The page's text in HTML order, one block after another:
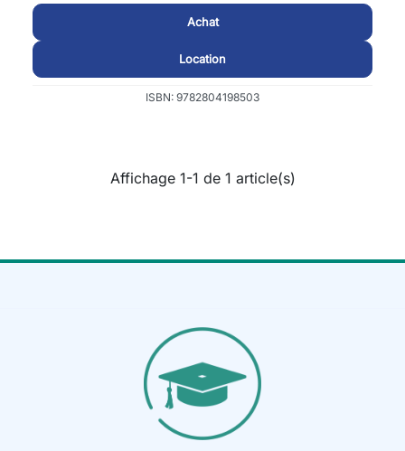
Achat
Location
ISBN: 9782804198503
Affichage 1-1 de 1 article(s)